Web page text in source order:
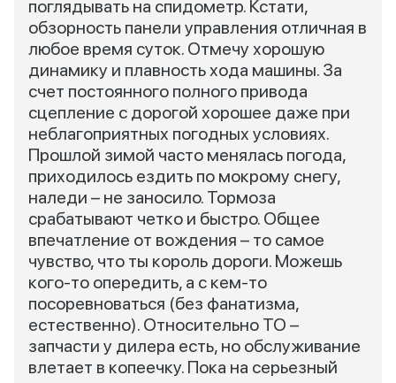
поглядывать на спидометр. Кстати,
обзорность панели управления отличная в
любое время суток. Отмечу хорошую
динамику и плавность хода машины. За
счет постоянного полного привода
сцепление с дорогой хорошее даже при
неблагоприятных погодных условиях.
Прошлой зимой часто менялась погода,
приходилось ездить по мокрому снегу,
наледи – не заносило. Тормоза
срабатывают четко и быстро. Общее
впечатление от вождения – то самое
чувство, что ты король дороги. Можешь
кого-то опередить, а с кем-то
посоревноваться (без фанатизма,
естественно). Относительно ТО –
запчасти у дилера есть, но обслуживание
влетает в копеечку. Пока на серьезный